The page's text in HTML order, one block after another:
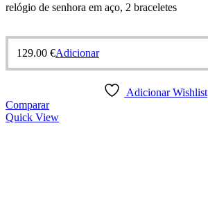
relógio de senhora em aço, 2 braceletes
129.00 €Adicionar
Adicionar Wishlist
Comparar
Quick View